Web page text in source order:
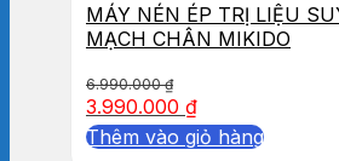
MÁY NÉN ÉP TRỊ LIỆU
MẠCH CHÂN MIKIDO
6.990.000₫
3.990.000 ₫
Thêm vào giỏ hàng